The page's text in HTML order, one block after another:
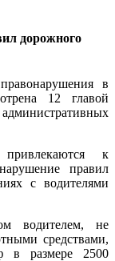
дорожного
в
12 главой
к
правил
с водителями
водителем, не
средствами,
в размере 2500